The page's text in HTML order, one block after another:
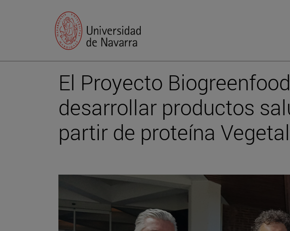
El Proyecto
desarrollar productos
partir de proteína Vegetal